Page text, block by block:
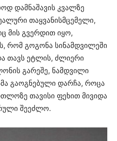
დამნაშავის კვალზე
თაყვანისმცემელი,
მის გვერდით იყო,
რომ გოგონა სინამდვილეში
თავს ეტლის, ძლიერი
გარეშე, ნამდვილი
გაოგნებული დარჩა, როცა
თავისი ფეხით მივიდა
შეეძლო.